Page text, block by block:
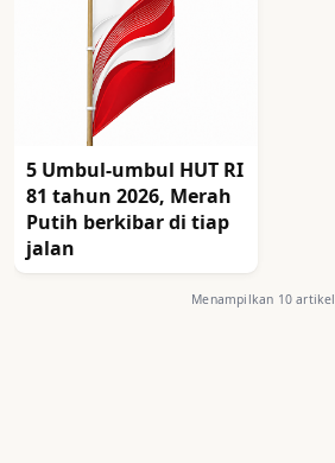
5 Umbul-umbul HUT RI
81 tahun 2026, Merah
Putih berkibar di tiap
jalan
Menampilkan 10 artikel